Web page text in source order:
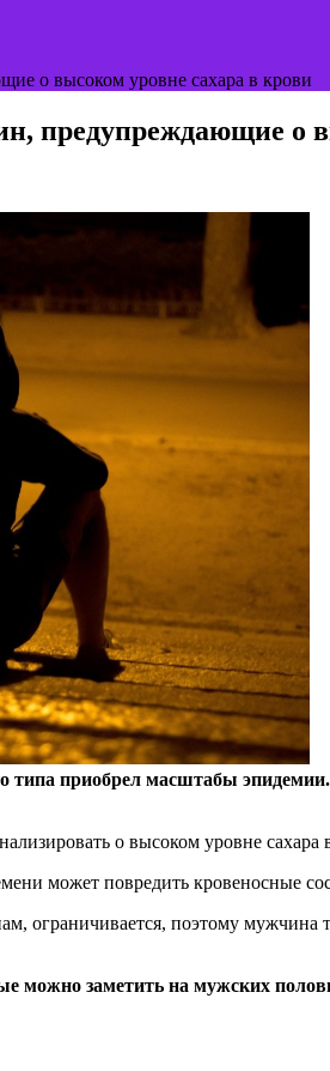
о высоком уровне сахара в крови
предупреждающие о
приобрел масштабы эпидемии.
о высоком уровне сахара
может повредить кровеносные
ограничивается, поэтому
можно заметить на мужских